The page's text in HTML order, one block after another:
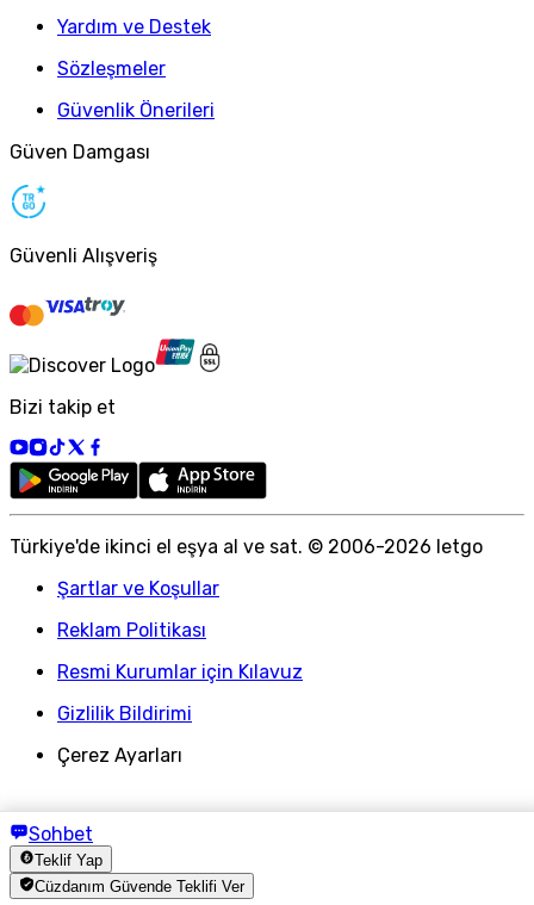
Sohbet
Teklif Yap
Cüzdanım Güvende Teklifi Ver
Yardım ve Destek
Sözleşmeler
Güvenlik Önerileri
Güven Damgası
Güvenli Alışveriş
Bizi takip et
Türkiye'de ikinci el eşya al ve sat. © 2006-2026 letgo
Şartlar ve Koşullar
Reklam Politikası
Resmi Kurumlar için Kılavuz
Gizlilik Bildirimi
Çerez Ayarları